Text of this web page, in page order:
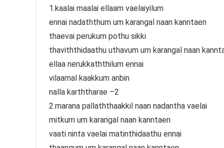
1.kaalai maalai ellaam vaelaiyilum
ennai nadaththum um karangal naan kanntaen
thaevai perukum pothu sikki
thaviththidaathu uthavum um karangal naan
ellaa nerukkaththilum ennai
vilaamal kaakkum anbin
nalla karththarae –2
2.marana pallaththaakkil naan nadantha vaelai
mitkum um karangal naan kanntaen
vaati ninta vaelai matinthidaathu ennai